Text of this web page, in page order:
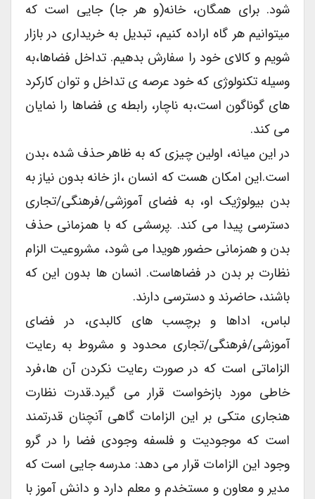
شود. برای همگان، خانه(و هر جا) جایی است که
میتوانیم هر گاه اراده کنیم، تبدیل به خریداری در بازار
شویم و کالای خود را سفارش بدهیم. تداخل فضاها،به
وسیله تکنولوژی که خود عرصه ی تداخل و توان کارکرد
های گوناگون است،به ناچار، رابطه ی فضاها را نمایان
می کند.
در این میانه، اولین چیزی که به ظاهر حذف شده ،بدن
است.این امکان هست که انسان ،از خانه بدون نیاز به
بدن بیولوژیک او، به فضای آموزشی/فرهنگی/تجاری
دسترسی پیدا می کند. .پرسشی که با همزمانی حذف
بدن و همزمانی حضور هویدا می شود، مشروعیت الزام
نظارت بر بدن در فضاهاست. انسان ها بدون این که
باشند، حاضرند و دسترسی دارند.
لباس، اداها و برچسب های کالبدی، در فضای
آموزشی/فرهنگی/تجاری محدود و مشروط به رعایت
الزاماتی است که در صورت رعایت نکردن آن ها،فرد
خاطی مورد بازخواست قرار می گیرد.قدرت نظارت
هنجاری متکی بر این الزامات گاهی آنچنان قدرتمند
است که موجودیت و فلسفه وجودی فضا را در گرو
وجود این الزامات قرار می دهد: مدرسه جایی است که
مدیر و معاون و مستخدم و معلم دارد و دانش آموز با